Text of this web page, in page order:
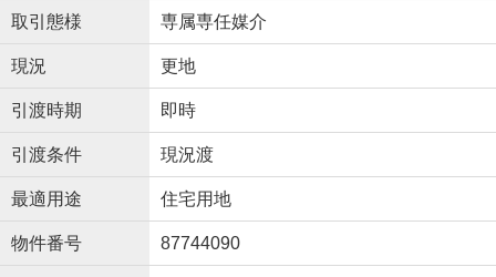
取引態様 専属専任媒介
現況 更地
引渡時期 即時
引渡条件 現況渡
最適用途 住宅用地
物件番号 87744090